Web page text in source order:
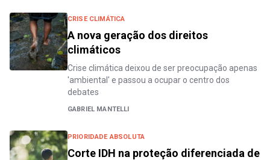
CRISE CLIMÁTICA
A nova geração dos direitos
climáticos
Crise climática deixou de ser preocupação apenas
'ambiental' e passou a ocupar o centro dos
debates
GABRIEL MANTELLI
PRIORIDADE ABSOLUTA
Corte IDH na proteção diferenciada de